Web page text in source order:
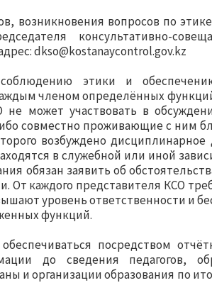
возникновения вопросов по
консультативно-
dkso@kostanaycontrol.gov.kz
этики и
членом определённых
может участвовать в
совместно проживающие с ним
возбуждено
в служебной или иной
обязан заявить об
От каждого представителя КСО
уровень ответственности и
функций.
посредством
до сведения педагогов,
и организации образования по